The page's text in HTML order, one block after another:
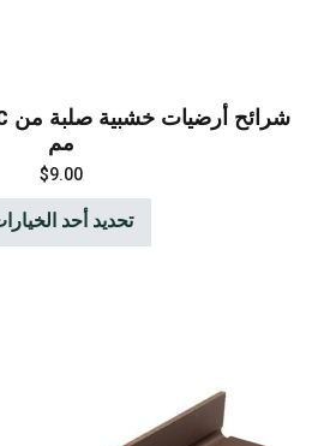
مم
$9.00
تحديد أحد الخيارات